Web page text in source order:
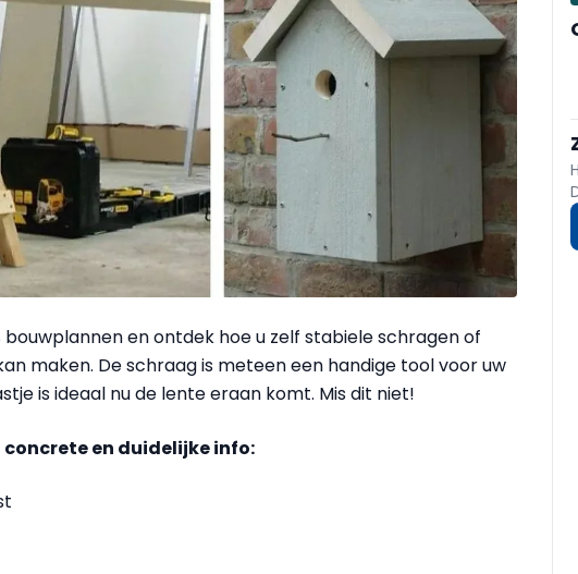
bouwplannen en ontdek hoe u zelf stabiele schragen of
maken. De schraag is meteen een handige tool voor uw
is ideaal nu de lente eraan komt. Mis dit niet!
en duidelijke info: